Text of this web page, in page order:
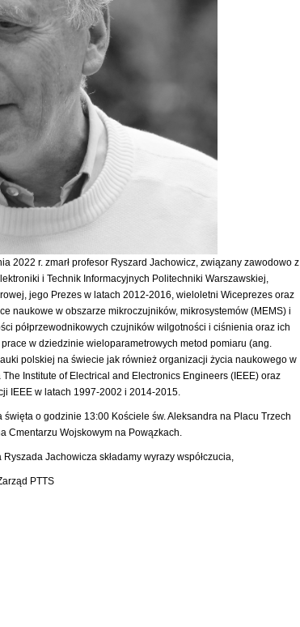
2022 r. zmarł profesor Ryszard Jachowicz, związany zawodowo z
i Technik Informacyjnych Politechniki Warszawskiej,
jego Prezes w latach 2012-2016, wieloletni Wiceprezes oraz
naukowe w obszarze mikroczujników, mikrosystemów (MEMS) i
półprzewodnikowych czujników wilgotności i ciśnienia oraz ich
w dziedzinie wieloparametrowych metod pomiaru (ang.
polskiej na świecie jak również organizacji życia naukowego w
Institute of Electrical and Electronics Engineers (IEEE) oraz
IEEE w latach 1997-2002 i 2014-2015.
o godzinie 13:00 Kościele św. Aleksandra na Placu Trzech
Cmentarzu Wojskowym na Powązkach.
Jachowicza składamy wyrazy współczucia,
PTTS